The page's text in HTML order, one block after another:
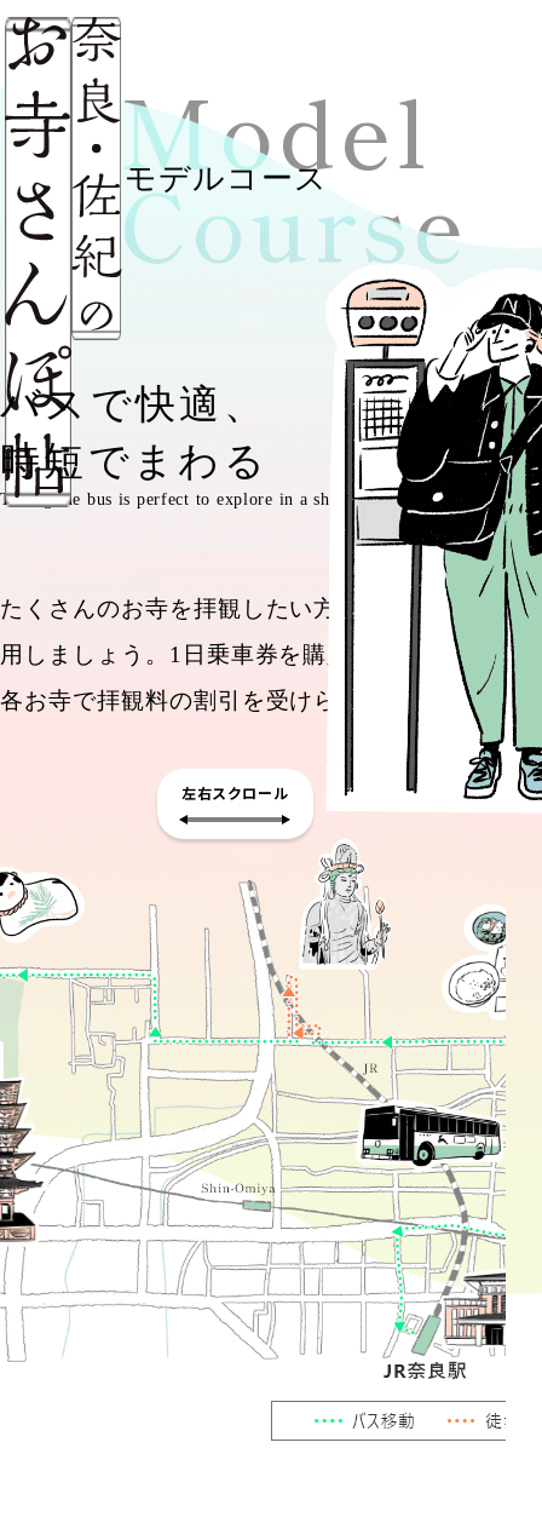
モデルコース
Model
Course
バスで快適、
時短でまわる
Taking the bus is perfect to explore in a short time
たくさんのお寺を拝観したい方は
バスを利
用しましょう。 1日乗車券を購入すれば、
各お寺で拝観料の割引を受けられます。
左右スクロール